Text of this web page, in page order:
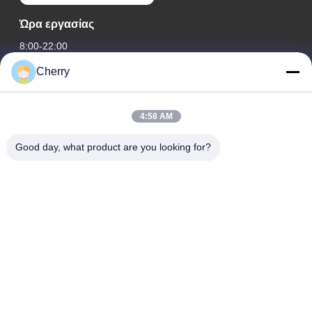
Ώρα εργασίας
8:00-22:00
Η διεύθυνσή μας
Βιομηχανικό πάρκο Hegui, Lishui, Nanhai Foshan Guangdong
Cherry
4:58 AM
Good day, what product are you looking for?